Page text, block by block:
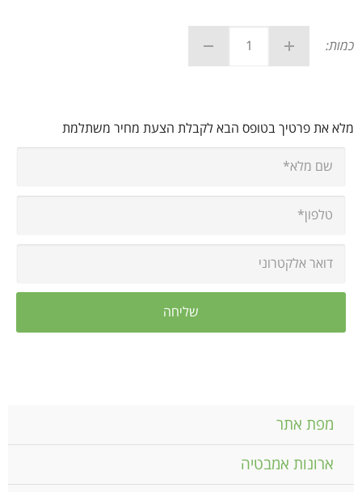
כמות:
מלא את פרטיך בטופס הבא לקבלת הצעת מחיר משתלמת
מפת אתר
ארונות אמבטיה